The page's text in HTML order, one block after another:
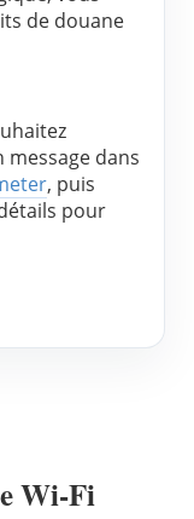
de douane
message dans
, puis
pour
Wi-Fi